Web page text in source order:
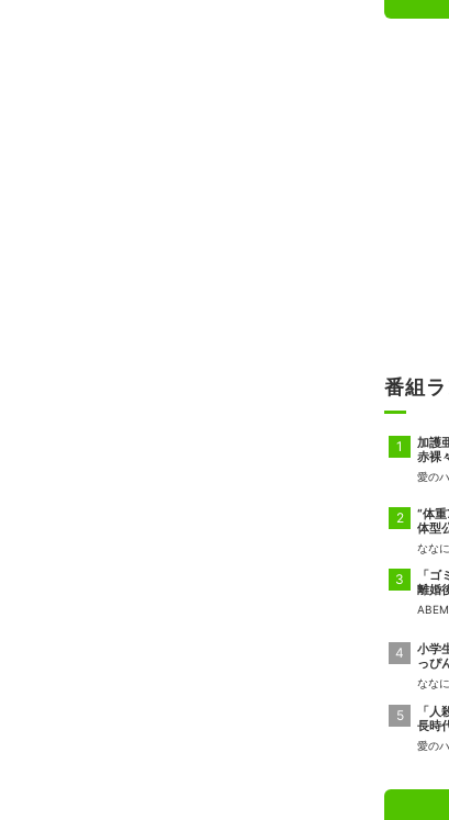
番組
加護
赤裸
愛の
“体
体型
なな
「
離婚
小学
っぴ
なな
「
長時
愛の